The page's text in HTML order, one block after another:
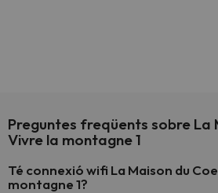
Preguntes freqüents sobre La
Vivre la montagne 1
Té connexió wifi La Maison du
montagne 1?